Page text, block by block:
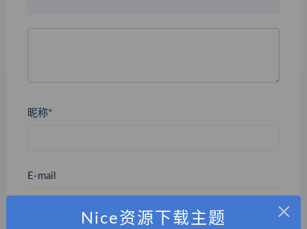
昵称*
E-mail
×
Nice资源下载主题